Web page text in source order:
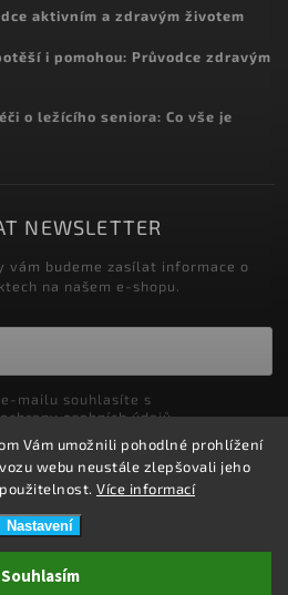
Vám umožnili pohodlné prohlížení
webu neustále zlepšovali jeho
Více informací
Nastavení
Souhlasím
aktivním a zdravým životem
i pomohou: Průvodce zdravým
o ležícího seniora: Co vše je
NEWSLETTER
vám budeme zasílat informace o
na našem e-shopu.
osobních údajů
se
POTŘEBY DRDLOVÁ